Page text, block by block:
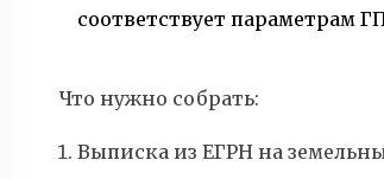
соответствует параметрам
Что нужно собрать:
Выписка из ЕГРН на